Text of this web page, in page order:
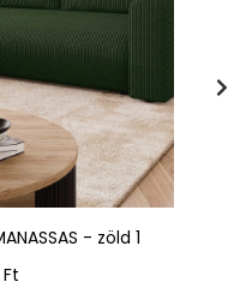
- zöld 1